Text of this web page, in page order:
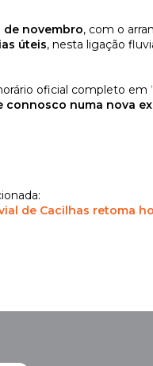
de novembro, com o
úteis, nesta ligação
oficial completo em
connosco numa nova
de Cacilhas retoma